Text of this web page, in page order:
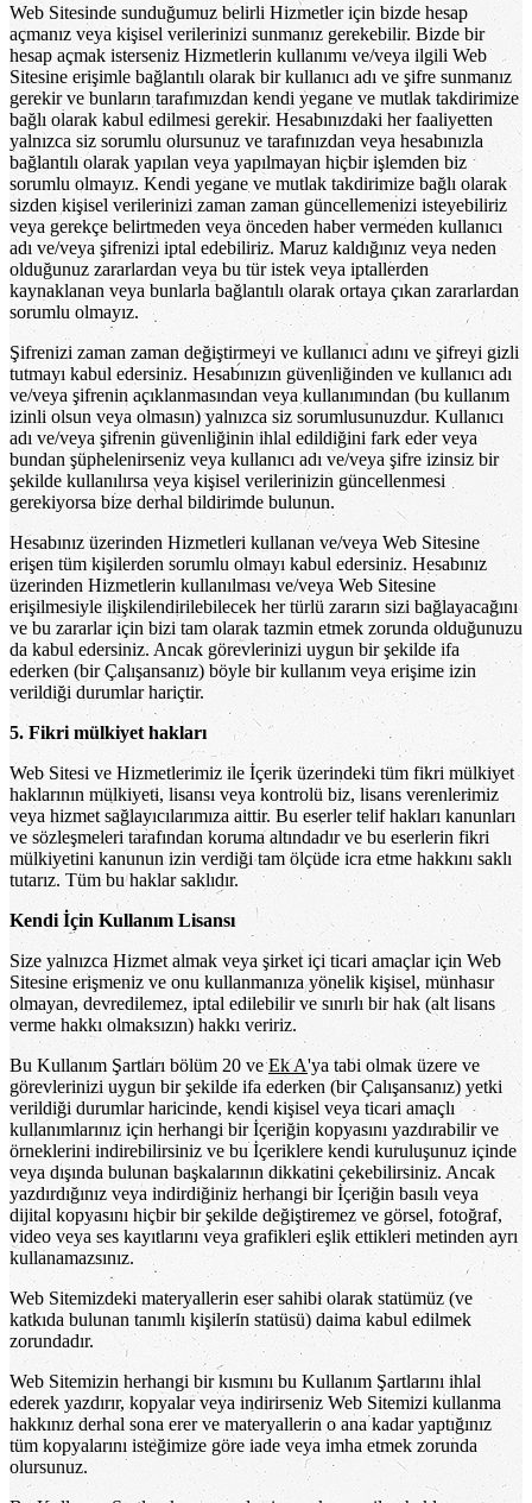
Web Sitesinde sunduğumuz belirli Hizmetler için bizde hesap
açmanız veya kişisel verilerinizi sunmanız gerekebilir. Bizde bir
hesap açmak isterseniz Hizmetlerin kullanımı ve/veya ilgili Web
Sitesine erişimle bağlantılı olarak bir kullanıcı adı ve şifre sunmanız
gerekir ve bunların tarafımızdan kendi yegane ve mutlak takdirimize
bağlı olarak kabul edilmesi gerekir. Hesabınızdaki her faaliyetten
yalnızca siz sorumlu olursunuz ve tarafınızdan veya hesabınızla
bağlantılı olarak yapılan veya yapılmayan hiçbir işlemden biz
sorumlu olmayız. Kendi yegane ve mutlak takdirimize bağlı olarak
sizden kişisel verilerinizi zaman zaman güncellemenizi isteyebiliriz
veya gerekçe belirtmeden veya önceden haber vermeden kullanıcı
adı ve/veya şifrenizi iptal edebiliriz. Maruz kaldığınız veya neden
olduğunuz zararlardan veya bu tür istek veya iptallerden
kaynaklanan veya bunlarla bağlantılı olarak ortaya çıkan zararlardan
sorumlu olmayız.
Şifrenizi zaman zaman değiştirmeyi ve kullanıcı adını ve şifreyi gizli
tutmayı kabul edersiniz. Hesabınızın güvenliğinden ve kullanıcı adı
ve/veya şifrenin açıklanmasından veya kullanımından (bu kullanım
izinli olsun veya olmasın) yalnızca siz sorumlusunuzdur. Kullanıcı
adı ve/veya şifrenin güvenliğinin ihlal edildiğini fark eder veya
bundan şüphelenirseniz veya kullanıcı adı ve/veya şifre izinsiz bir
şekilde kullanılırsa veya kişisel verilerinizin güncellenmesi
gerekiyorsa bize derhal bildirimde bulunun.
Hesabınız üzerinden Hizmetleri kullanan ve/veya Web Sitesine
erişen tüm kişilerden sorumlu olmayı kabul edersiniz. Hesabınız
üzerinden Hizmetlerin kullanılması ve/veya Web Sitesine
erişilmesiyle ilişkilendirilebilecek her türlü zararın sizi bağlayacağını
ve bu zararlar için bizi tam olarak tazmin etmek zorunda olduğunuzu
da kabul edersiniz. Ancak görevlerinizi uygun bir şekilde ifa
ederken (bir Çalışansanız) böyle bir kullanım veya erişime izin
verildiği durumlar hariçtir.
5. Fikri mülkiyet hakları
Web Sitesi ve Hizmetlerimiz ile İçerik üzerindeki tüm fikri mülkiyet
haklarının mülkiyeti, lisansı veya kontrolü biz, lisans verenlerimiz
veya hizmet sağlayıcılarımıza aittir. Bu eserler telif hakları kanunları
ve sözleşmeleri tarafından koruma altındadır ve bu eserlerin fikri
mülkiyetini kanunun izin verdiği tam ölçüde icra etme hakkını saklı
tutarız. Tüm bu haklar saklıdır.
Kendi İçin Kullanım Lisansı
Size yalnızca Hizmet almak veya şirket içi ticari amaçlar için Web
Sitesine erişmeniz ve onu kullanmanıza yönelik kişisel, münhasır
olmayan, devredilemez, iptal edilebilir ve sınırlı bir hak (alt lisans
verme hakkı olmaksızın) hakkı veririz.
Bu Kullanım Şartları bölüm 20 veEk A'ya tabi olmak üzere ve
görevlerinizi uygun bir şekilde ifa ederken (bir Çalışansanız) yetki
verildiği durumlar haricinde, kendi kişisel veya ticari amaçlı
kullanımlarınız için herhangi bir İçeriğin kopyasını yazdırabilir ve
örneklerini indirebilirsiniz ve bu İçeriklere kendi kuruluşunuz içinde
veya dışında bulunan başkalarının dikkatini çekebilirsiniz. Ancak
yazdırdığınız veya indirdiğiniz herhangi bir İçeriğin basılı veya
dijital kopyasını hiçbir bir şekilde değiştiremez ve görsel, fotoğraf,
video veya ses kayıtlarını veya grafikleri eşlik ettikleri metinden ayrı
kullanamazsınız.
Web Sitemizdeki materyallerin eser sahibi olarak statümüz (ve
katkıda bulunan tanımlı kişilerin statüsü) daima kabul edilmek
zorundadır.
Web Sitemizin herhangi bir kısmını bu Kullanım Şartlarını ihlal
ederek yazdırır, kopyalar veya indirirseniz Web Sitemizi kullanma
hakkınız derhal sona erer ve materyallerin o ana kadar yaptığınız
tüm kopyalarını isteğimize göre iade veya imha etmek zorunda
olursunuz.